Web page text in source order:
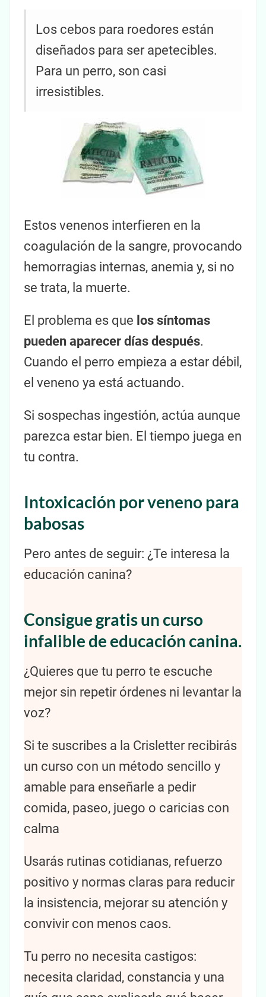
Los cebos para roedores están
diseñados para ser apetecibles.
Para un perro, son casi
irresistibles.
Estos venenos interfieren en la
coagulación de la sangre, provocando
hemorragias internas, anemia y, si no
se trata, la muerte.
El problema es que los síntomas
pueden aparecer días después.
Cuando el perro empieza a estar débil,
el veneno ya está actuando.
Si sospechas ingestión, actúa aunque
parezca estar bien. El tiempo juega en
tu contra.
Intoxicación por veneno para
babosas
Pero antes de seguir: ¿Te interesa la
educación canina?
Consigue gratis un curso
infalible de educación canina.
¿Quieres que tu perro te escuche
mejor sin repetir órdenes ni levantar la
voz?
Si te suscribes a la Crisletter recibirás
un curso con un método sencillo y
amable para enseñarle a pedir
comida, paseo, juego o caricias con
calma
Usarás rutinas cotidianas, refuerzo
positivo y normas claras para reducir
la insistencia, mejorar su atención y
convivir con menos caos.
Tu perro no necesita castigos:
necesita claridad, constancia y una